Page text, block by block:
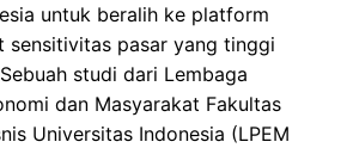
untuk beralih ke platform
sensitivitas pasar yang tinggi
studi dari Lembaga
dan Masyarakat Fakultas
Universitas Indonesia (LPEM